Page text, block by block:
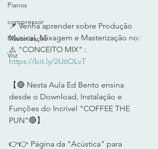
Pianos
compressor
Masterização
Voz
📌 Venha aprender sobre Produção
Musical, Mixagem e Masterização no:
⚠️ "CONCEITO MIX" :
https://bit.ly/2U6OLvT
【🔴 Nesta Aula Ed Bento ensina
desde o Download, Instalação e
Funções do Incrível "COFFEE THE
PUN"🔴】
👉👉 Página da "Acústica" para